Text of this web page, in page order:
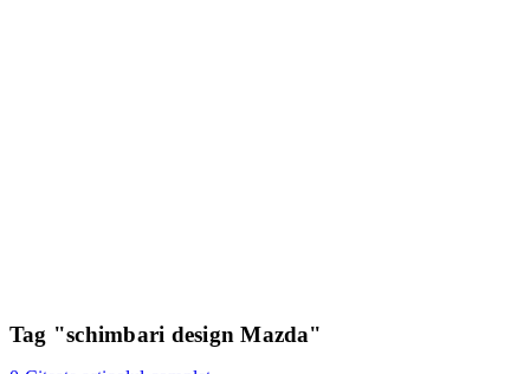
Tag "schimbari design Mazda"